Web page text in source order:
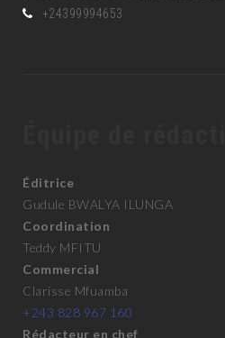
+24399994653
Éditrice
Gudule BWALYA ILUNGA
Coordination
Teddy MFITU
Commercial
Clarisse Mfuamba
+243 828 967 160
Rédacteur en chef